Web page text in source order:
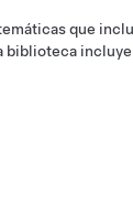
que